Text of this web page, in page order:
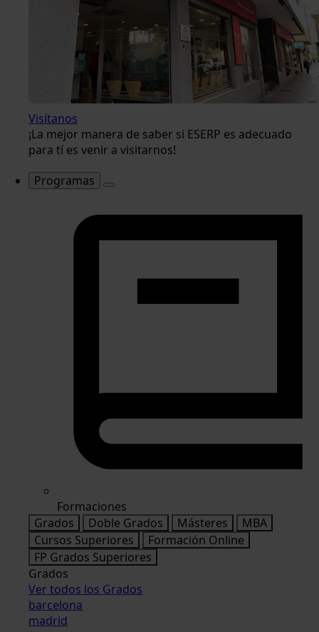
Visítanos
¡La mejor manera de saber si ESERP es adecuado
para tí es venir a visitarnos!
Programas
Formaciones
Grados
Doble Grados Másteres
MBA
Cursos Superiores
Formación Online
FP Grados Superiores
Grados
Ver todos los Grados
barcelona
madrid